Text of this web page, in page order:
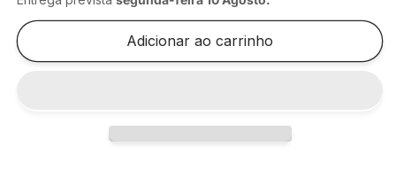
ESFREGONA
SUPERMOP
ESFREGONA
VERMELHO
SUPERMOP
Adicionar ao carrinho